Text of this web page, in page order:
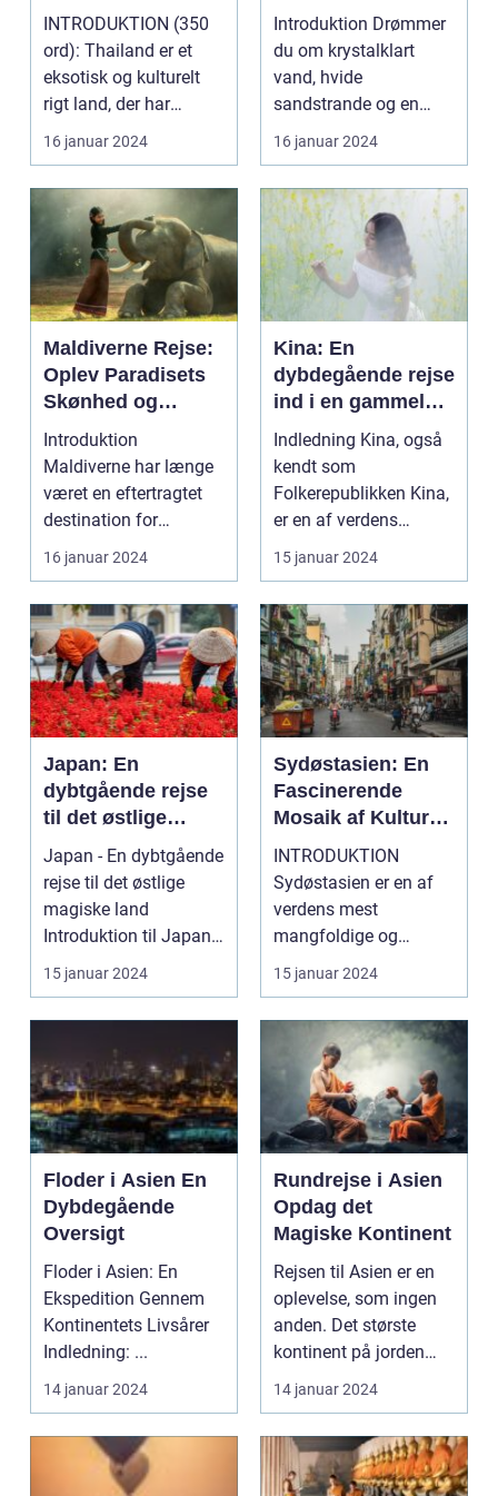
paradis
INTRODUKTION (350
ord): Thailand er et
eksotisk og kulturelt
rigt land, der har
tiltrukket rejsende...
16 januar 2024
Oplevelse af
Paradis
Introduktion Drømmer
du om krystalklart
vand, hvide
sandstrande og en
afslappende
atmosfære? Så er e...
16 januar 2024
Maldiverne Rejse:
Oplev Paradisets
Skønhed og
Historie
Introduktion
Maldiverne har længe
været en eftertragtet
destination for
rejsende, der søger en
oase...
16 januar 2024
Kina: En
dybdegående rejse
ind i en gammel
kultur
Indledning Kina, også
kendt som
Folkerepublikken Kina,
er en af verdens
ældste og mest
befolkede na...
15 januar 2024
Japan: En
dybtgående rejse
til det østlige
magiske land
Japan - En dybtgående
rejse til det østlige
magiske land
Introduktion til Japan
Japan, et land be...
15 januar 2024
Sydøstasien: En
Fascinerende
Mosaik af Kulturer
og Historie
INTRODUKTION
Sydøstasien er en af
verdens mest
mangfoldige og
fascinerende regioner.
Med sit tropisk...
15 januar 2024
Floder i Asien En
Dybdegående
Oversigt
Floder i Asien: En
Ekspedition Gennem
Kontinentets Livsårer
Indledning: ...
14 januar 2024
Rundrejse i Asien
Opdag det
Magiske Kontinent
Rejsen til Asien er en
oplevelse, som ingen
anden. Det største
kontinent på jorden
byder på en rig o...
14 januar 2024